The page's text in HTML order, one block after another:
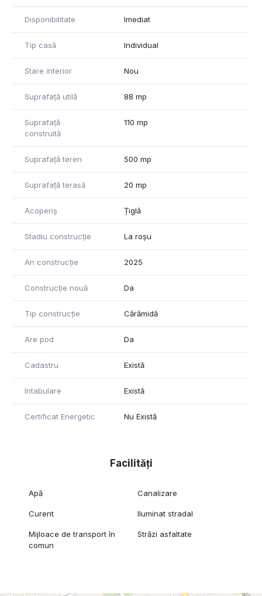
Disponibilitate Imediat
Tip casă Individual
Stare interior Nou
Suprafață utilă 88 mp
Suprafață
construită
110 mp
Suprafață teren 500 mp
Suprafață terasă 20 mp
Acoperiș Țiglă
Stadiu construcție La roșu
An construcție 2025
Construcție nouă Da
Tip construcție Cărămidă
Are pod Da
Cadastru Există
Intabulare Există
Certificat Energetic Nu Există
Facilități
Apă Canalizare
Curent Iluminat stradal
Mijloace de transport în
comun
Străzi asfaltate